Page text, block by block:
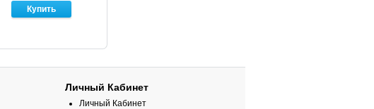
Личный Кабинет
Личный Кабинет